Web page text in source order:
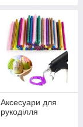
Аксесуари для
рукоділля